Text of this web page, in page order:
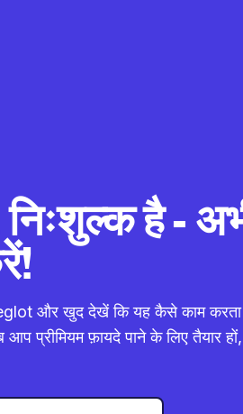
है -
और खुद देखें कि यह कैसे काम
प्रीमियम फ़ायदे पाने के लिए तैयार